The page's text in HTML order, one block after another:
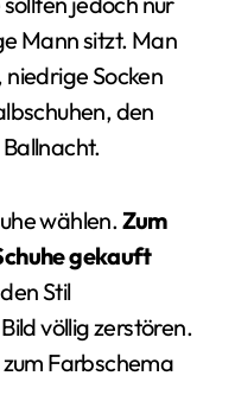
Mann sitzt. Man
niedrige Socken
den
wählen.Zum
gekauft
Stil
völlig zerstören.
Farbschema